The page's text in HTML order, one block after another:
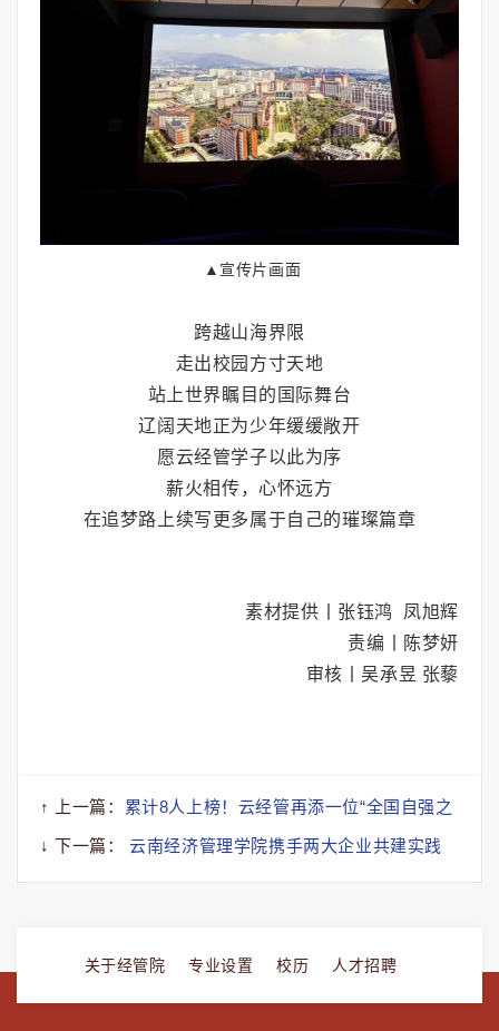
▲宣传片画面
跨越山海界限
走出校园方寸天地
站上世界瞩目的国际舞台
辽阔天地正为少年缓缓敞开
愿云经管学子以此为序
薪火相传，心怀远方
在追梦路上续写更多属于自己的璀璨篇章
素材提供丨张钰鸿 凤旭辉
责编丨陈梦妍
审核丨吴承昱 张藜
↑ 上一篇： 累计8人上榜！云经管再添一位“全国自强之
星”！
↓ 下一篇： 云南经济管理学院携手两大企业共建实践
基地
关于经管院 专业设置 校历 人才招聘